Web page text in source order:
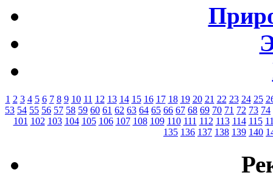
1 2 3 4 5 6 7 8 9 10 11 12 13 14 15 16 17 18 19 20 21 22 23 24 25
53 54 55 56 57 58 59 60 61 62 63 64 65 66 67 68 69 70 71 72 73 74
101 102 103 104 105 106 107 108 109 110 111 112 113 114 115
135 136 137 138 139 140